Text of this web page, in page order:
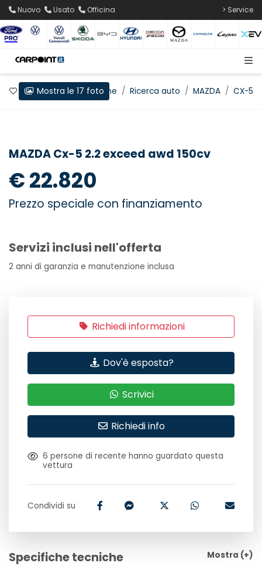
Nuovo Usato Officina > Service
Preferiti Home Ricerca auto MAZDA CX-5
Mostra le 17 foto
MAZDA Cx-5 2.2 exceed awd 150cv
€ 22.820
Prezzo speciale con finanziamento
Servizi inclusi nell'offerta
2 anni di garanzia e manutenzione inclusa
Richiedi informazioni
Dov'è esposta?
Scrivici
Richiedi info
6 persone di recente hanno guardato questa
vettura
Condividi su
Specifiche tecniche Mostra (+)